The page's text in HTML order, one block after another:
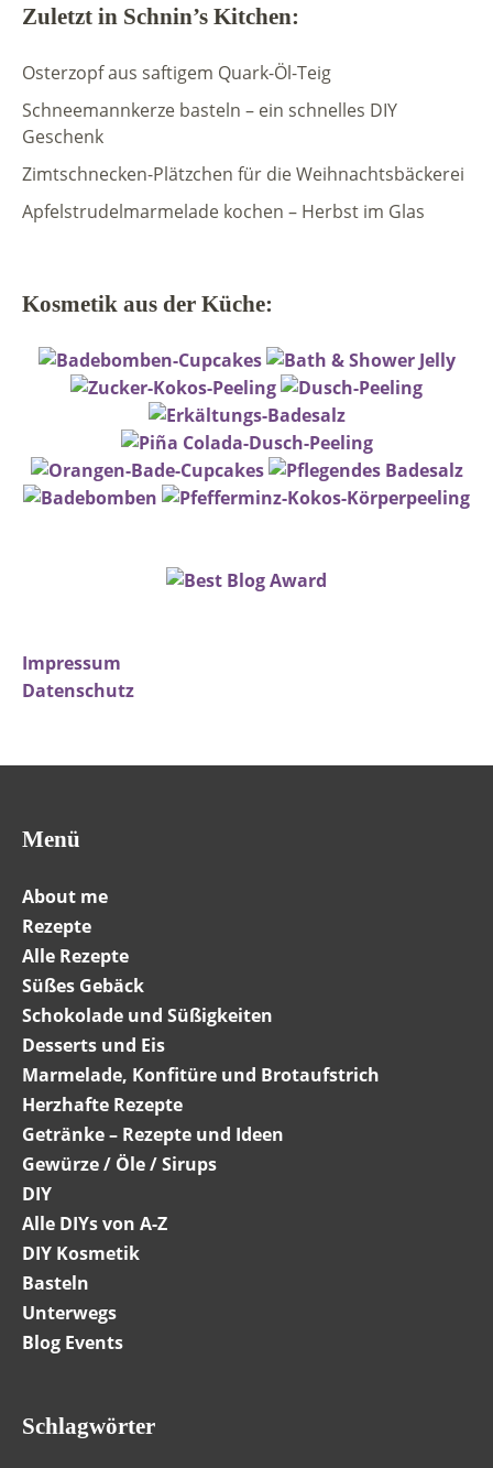
Zuletzt in Schnin’s Kitchen:
Osterzopf aus saftigem Quark-Öl-Teig
Schneemannkerze basteln – ein schnelles DIY
Geschenk
Zimtschnecken-Plätzchen für die Weihnachtsbäckerei
Apfelstrudelmarmelade kochen – Herbst im Glas
Kosmetik aus der Küche:
Impressum
Datenschutz
Menü
About me
Rezepte
Alle Rezepte
Süßes Gebäck
Schokolade und Süßigkeiten
Desserts und Eis
Marmelade, Konfitüre und Brotaufstrich
Herzhafte Rezepte
Getränke – Rezepte und Ideen
Gewürze / Öle / Sirups
DIY
Alle DIYs von A-Z
DIY Kosmetik
Basteln
Unterwegs
Blog Events
Schlagwörter